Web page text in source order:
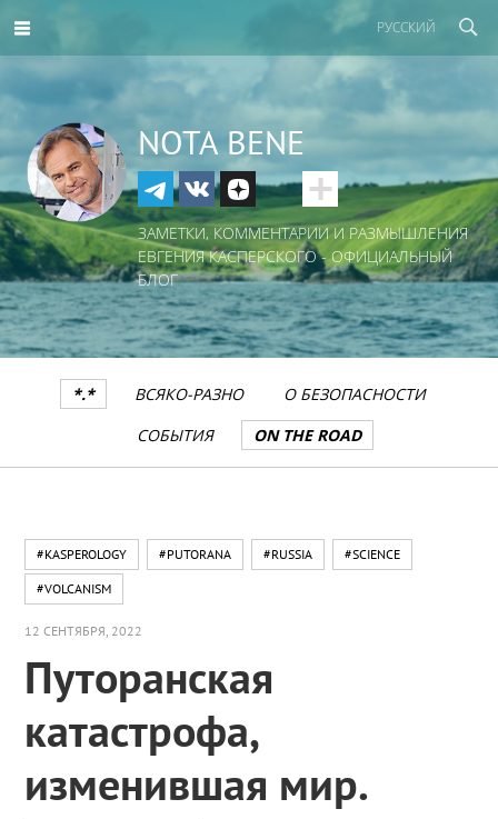
РУССКИЙ
NOTA BENE
ЗАМЕТКИ, КОММЕНТАРИИ И РАЗМЫШЛЕНИЯ
ЕВГЕНИЯ КАСПЕРСКОГО - ОФИЦИАЛЬНЫЙ
БЛОГ
*.* ВСЯКО-РАЗНО
О БЕЗОПАСНОСТИ
СОБЫТИЯ
ON THE ROAD
#KASPEROLOGY #PUTORANA #RUSSIA #SCIENCE
#VOLCANISM
12 СЕНТЯБРЯ, 2022
Путоранская
катастрофа,
изменившая мир.